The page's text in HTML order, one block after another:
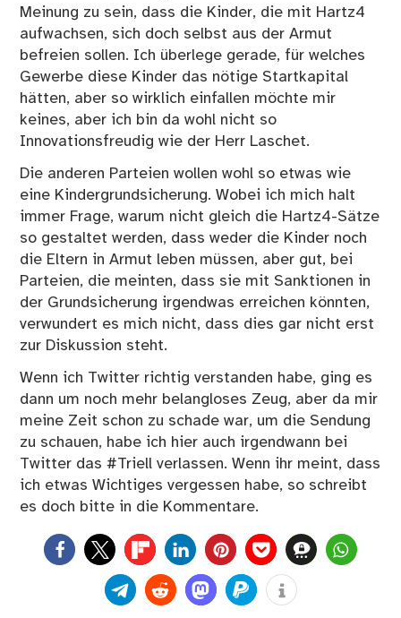
Meinung zu sein, dass die Kinder, die mit Hartz4
aufwachsen, sich doch selbst aus der Armut
befreien sollen. Ich überlege gerade, für welches
Gewerbe diese Kinder das nötige Startkapital
hätten, aber so wirklich einfallen möchte mir
keines, aber ich bin da wohl nicht so
Innovationsfreudig wie der Herr Laschet.
Die anderen Parteien wollen wohl so etwas wie
eine Kindergrundsicherung. Wobei ich mich halt
immer Frage, warum nicht gleich die Hartz4-Sätze
so gestaltet werden, dass weder die Kinder noch
die Eltern in Armut leben müssen, aber gut, bei
Parteien, die meinten, dass sie mit Sanktionen in
der Grundsicherung irgendwas erreichen könnten,
verwundert es mich nicht, dass dies gar nicht erst
zur Diskussion steht.
Wenn ich Twitter richtig verstanden habe, ging es
dann um noch mehr belangloses Zeug, aber da mir
meine Zeit schon zu schade war, um die Sendung
zu schauen, habe ich hier auch irgendwann bei
Twitter das#Triell verlassen. Wenn ihr meint, dass
ich etwas Wichtiges vergessen habe, so schreibt
es doch bitte in die Kommentare.
0